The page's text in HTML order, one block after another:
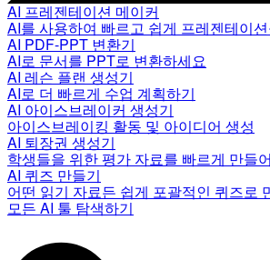
AI 프레젠테이션 메이커
AI를 사용하여 빠르고 쉽게 프레젠테이
AI PDF-PPT 변환기
AI로 문서를 PPT로 변환하세요
AI 레슨 플랜 생성기
AI로 더 빠르게 수업 계획하기
AI 아이스브레이커 생성기
아이스브레이킹 활동 및 아이디어 생성
AI 퇴장권 생성기
학생들을 위한 평가 자료를 빠르게 만들
AI 퀴즈 만들기
어떤 읽기 자료든 쉽게 포괄적인 퀴즈로
모든 AI 툴 탐색하기